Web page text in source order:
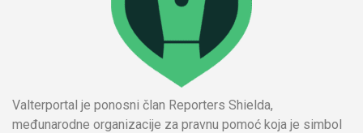
Valterportal je ponosni član Reporters Shielda,
međunarodne organizacije za pravnu pomoć koja je simbol